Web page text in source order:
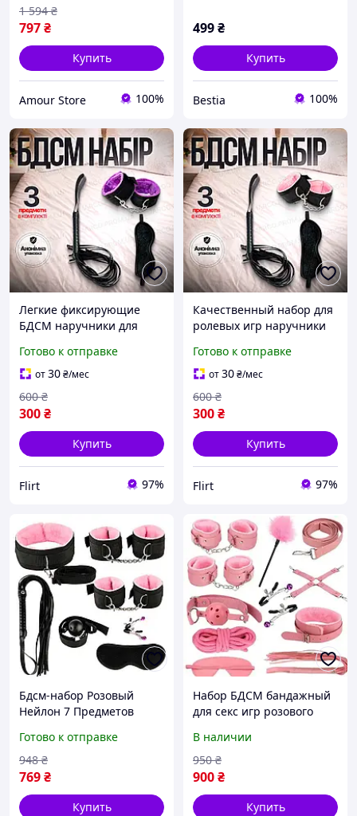
797₴
1 594 ₴
Купить
Amour Store 100%
499₴
Купить
Bestia 100%
Легкие фиксирующие
БДСМ наручники для
плеткой и маской на
глаза
Готово к отправке
от30₴/мес
300₴
600 ₴
Купить
Flirt 97%
Качественный набор для
ролевых игр наручники
секса плетка и маска на
глаза
Готово к отправке
от30₴/мес
300₴
600 ₴
Купить
Flirt 97%
Бдсм-набор Розовый
Нейлон 7 Предметов
Ошейник С Поводком
Зажимы Поножи
Кожаный Кнут Денвер
Бдсм-набір Рожевий
Готово к отправке
769₴
948 ₴
Купить
Набор БДСМ бандажный
для секс игр розового
наручники, фиксаторы,
плетка, зажимы
В наличии
900₴
950 ₴
Купить